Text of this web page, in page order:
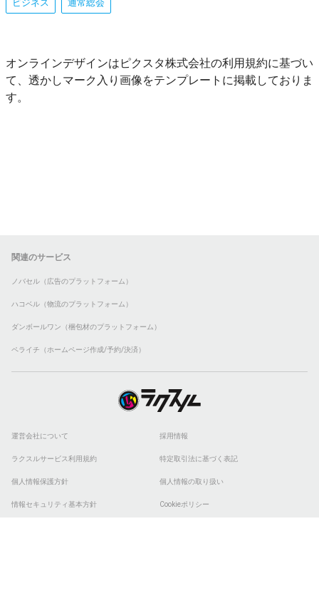
ビジネス 通常総会
オンラインデザインはピクスタ株式会社の利用規約に基づい
て、透かしマーク入り画像をテンプレートに掲載しておりま
す。
関連のサービス
ノバセル（広告のプラットフォーム）
ハコベル（物流のプラットフォーム）
ダンボールワン（梱包材のプラットフォーム）
ペライチ（ホームページ作成/予約/決済）
運営会社について 採用情報
ラクスルサービス利用規約 特定取引法に基づく表記
個人情報保護方針 個人情報の取り扱い
情報セキュリティ基本方針 Cookieポリシー